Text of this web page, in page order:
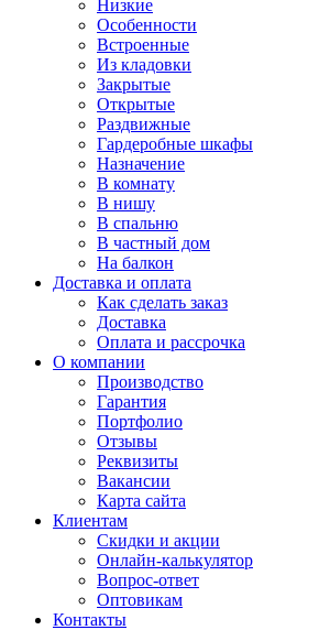
Низкие
Особенности
Встроенные
Из кладовки
Закрытые
Открытые
Раздвижные
Гардеробные шкафы
Назначение
В комнату
В нишу
В спальню
В частный дом
На балкон
Доставка и оплата
Как сделать заказ
Доставка
Оплата и рассрочка
О компании
Производство
Гарантия
Портфолио
Отзывы
Реквизиты
Вакансии
Карта сайта
Клиентам
Скидки и акции
Онлайн-калькулятор
Вопрос-ответ
Оптовикам
Контакты